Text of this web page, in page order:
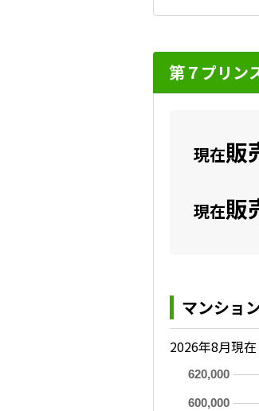
第７プリン
現在販
現在販
マンショ
2026年8月現在
600,000
620,000